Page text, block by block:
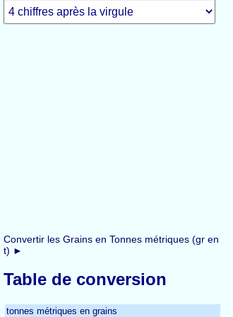
Convertir les Grains en Tonnes métriques (gr en
t) ►
Table de conversion
tonnes métriques en grains